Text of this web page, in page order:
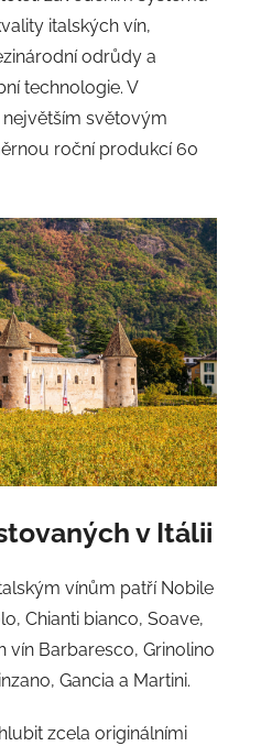
italských vín,
odrůdy a
technologie. V
světovým
roční produkcí 60
v Itálii
vínům patří Nobile
Chianti bianco, Soave,
vín Barbaresco, Grinolino
Gancia a Martini.
zcela originálními